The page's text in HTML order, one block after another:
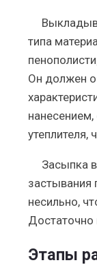
типа
Он должен
нанесением,
утеплителя,
Засыпка
застывания
несильно,
Достаточно
Этапы